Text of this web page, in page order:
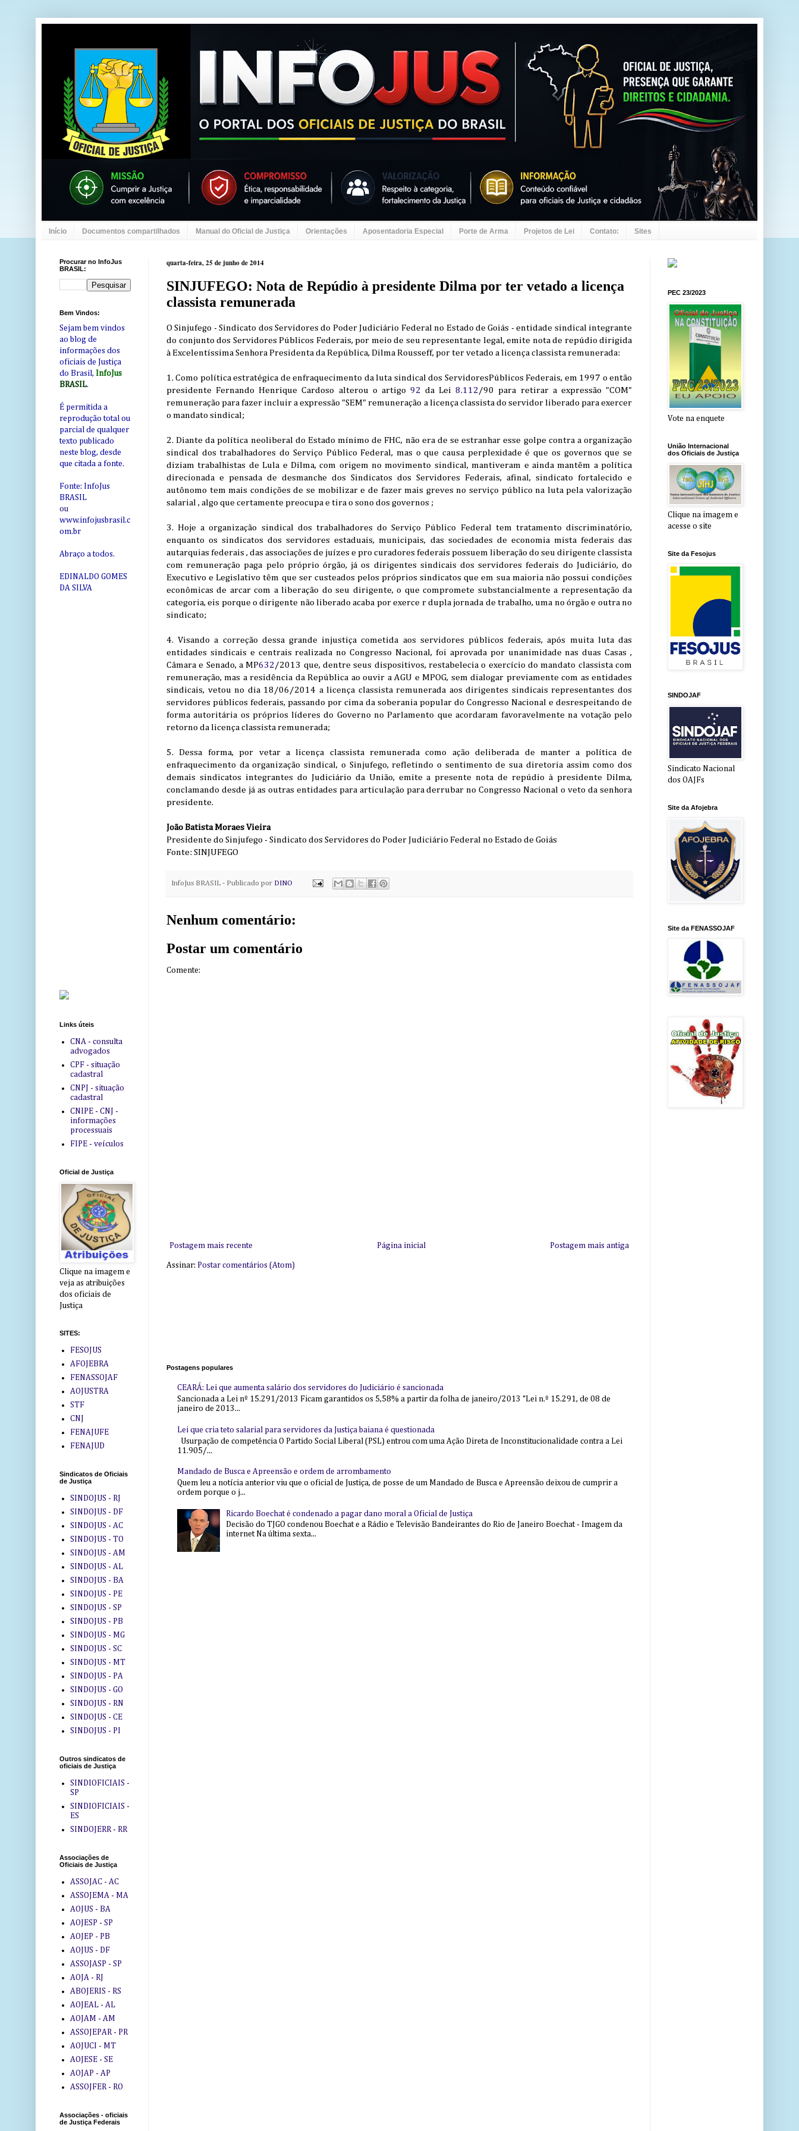
Início Documentos compartilhados Manual do Oficial de Justiça Orientações Aposentadoria Especial Porte de Arma Projetos de Lei Contato: Sites
quarta-feira, 25 de junho de 2014
SINJUFEGO: Nota de Repúdio à presidente Dilma por ter vetado a licença
classista remunerada
O Sinjufego - Sindicato dos Servidores do Poder Judiciário Federal no Estado de Goiás - entidade sindical integrante
do conjunto dos Servidores Públicos Federais, por meio de seu representante legal, emite nota de repúdio dirigida
à Excelentíssima Senhora Presidenta da República, Dilma Rousseff, por ter vetado a licença classista remunerada:
1. Como política estratégica de enfraquecimento da luta sindical dos ServidoresPúblicos Federais, em 1997 o então
presidente Fernando Henrique Cardoso alterou o artigo 92 da Lei8.112 /90 para retirar a expressão "COM"
remuneração para fazer incluir a expressão "SEM" remuneração a licença classista do servidor liberado para exercer
o mandato sindical;
2. Diante da política neoliberal do Estado mínimo de FHC, não era de se estranhar esse golpe contra a organização
sindical dos trabalhadores do Serviço Público Federal, mas o que causa perplexidade é que os governos que se
diziam trabalhistas de Lula e Dilma, com origem no movimento sindical, mantiveram e ainda mantêm a política
direcionada e pensada de desmanche dos Sindicatos dos Servidores Federais, afinal, sindicato fortalecido e
autônomo tem mais condições de se mobilizar e de fazer mais greves no serviço público na luta pela valorização
salarial , algo que certamente preocupa e tira o sono dos governos ;
3. Hoje a organização sindical dos trabalhadores do Serviço Público Federal tem tratamento discriminatório,
enquanto os sindicatos dos servidores estaduais, municipais, das sociedades de economia mista federais das
autarquias federais , das associações de juízes e pro curadores federais possuem liberação do seu dirigente classista
com remuneração paga pelo próprio órgão, já os dirigentes sindicais dos servidores federais do Judiciário, do
Executivo e Legislativo têm que ser custeados pelos próprios sindicatos que em sua maioria não possui condições
econômicas de arcar com a liberação do seu dirigente, o que compromete substancialmente a representação da
categoria, eis porque o dirigente não liberado acaba por exerce r dupla jornada de trabalho, uma no órgão e outra no
sindicato;
4. Visando a correção dessa grande injustiça cometida aos servidores públicos federais, após muita luta das
entidades sindicais e centrais realizada no Congresso Nacional, foi aprovada por unanimidade nas duas Casas ,
Câmara e Senado, a MP632 /2013 que, dentre seus dispositivos, restabelecia o exercício do mandato classista com
remuneração, mas a residência da República ao ouvir a AGU e MPOG, sem dialogar previamente com as entidades
sindicais, vetou no dia 18/06/2014 a licença classista remunerada aos dirigentes sindicais representantes dos
servidores públicos federais, passando por cima da soberania popular do Congresso Nacional e desrespeitando de
forma autoritária os próprios líderes do Governo no Parlamento que acordaram favoravelmente na votação pelo
retorno da licença classista remunerada;
5. Dessa forma, por vetar a licença classista remunerada como ação deliberada de manter a política de
enfraquecimento da organização sindical, o Sinjufego, refletindo o sentimento de sua diretoria assim como dos
demais sindicatos integrantes do Judiciário da União, emite a presente nota de repúdio à presidente Dilma,
conclamando desde já as outras entidades para articulação para derrubar no Congresso Nacional o veto da senhora
presidente.
João Batista Moraes Vieira
Presidente do Sinjufego - Sindicato dos Servidores do Poder Judiciário Federal no Estado de Goiás
Fonte: SINJUFEGO
InfoJus BRASIL - Publicado por DINO
Nenhum comentário:
Postar um comentário
Comente:
Postagem mais recente Postagem mais antiga
Página inicial
Assinar: Postar comentários (Atom)
Postagens populares
CEARÁ: Lei que aumenta salário dos servidores do Judiciário é sancionada
Sancionada a Lei nº 15.291/2013 Ficam garantidos os 5,58% a partir da folha de janeiro/2013 “Lei n.º 15.291, de 08 de
janeiro de 2013...
Lei que cria teto salarial para servidores da Justiça baiana é questionada
Usurpação de competência O Partido Social Liberal (PSL) entrou com uma Ação Direta de Inconstitucionalidade contra a Lei
11.905/...
Mandado de Busca e Apreensão e ordem de arrombamento
Quem leu a notícia anterior viu que o oficial de Justiça, de posse de um Mandado de Busca e Apreensão deixou de cumprir a
ordem porque o j...
Ricardo Boechat é condenado a pagar dano moral a Oficial de Justiça
Decisão do TJGO condenou Boechat e a Rádio e Televisão Bandeirantes do Rio de Janeiro Boechat - Imagem da
internet Na última sexta...
Procurar no InfoJus
BRASIL:
Bem Vindos:
Sejam bem vindos
ao blog de
informações dos
oficiais de Justiça
do Brasil, InfoJus
BRASIL.
É permitida a
reprodução total ou
parcial de qualquer
texto publicado
neste blog, desde
que citada a fonte.
Fonte: InfoJus
BRASIL
ou
www.infojusbrasil.c
om.br
Abraço a todos.
EDINALDO GOMES
DA SILVA
Links úteis
CNA - consulta
advogados
CPF - situação
cadastral
CNPJ - situação
cadastral
CNIPE - CNJ -
informações
processuais
FIPE - veículos
Oficial de Justiça
Clique na imagem e
veja as atribuições
dos oficiais de
Justiça
SITES:
FESOJUS
AFOJEBRA
FENASSOJAF
AOJUSTRA
STF
CNJ
FENAJUFE
FENAJUD
Sindicatos de Oficiais
de Justiça
SINDOJUS - RJ
SINDOJUS - DF
SINDOJUS - AC
SINDOJUS - TO
SINDOJUS - AM
SINDOJUS - AL
SINDOJUS - BA
SINDOJUS - PE
SINDOJUS - SP
SINDOJUS - PB
SINDOJUS - MG
SINDOJUS - SC
SINDOJUS - MT
SINDOJUS - PA
SINDOJUS - GO
SINDOJUS - RN
SINDOJUS - CE
SINDOJUS - PI
Outros sindicatos de
oficiais de Justiça
SINDIOFICIAIS -
SP
SINDIOFICIAIS -
ES
SINDOJERR - RR
Associações de
Oficiais de Justiça
ASSOJAC - AC
ASSOJEMA - MA
AOJUS - BA
AOJESP - SP
AOJEP - PB
AOJUS - DF
ASSOJASP - SP
AOJA - RJ
ABOJERIS - RS
AOJEAL - AL
AOJAM - AM
ASSOJEPAR - PR
AOJUCI - MT
AOJESE - SE
AOJAP - AP
ASSOJFER - RO
Associações - oficiais
de Justiça Federais
PEC 23/2023
Vote na enquete
União Internacional
dos Oficiais de Justiça
Clique na imagem e
acesse o site
Site da Fesojus
SINDOJAF
Sindicato Nacional
dos OAJFs
Site da Afojebra
Site da FENASSOJAF